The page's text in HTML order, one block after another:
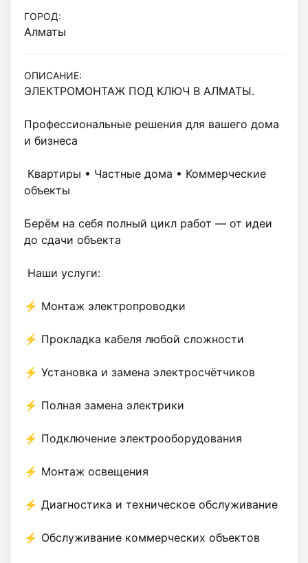
ГОРОД:
Алматы
ОПИСАНИЕ:
ЭЛЕКТРОМОНТАЖ ПОД КЛЮЧ В АЛМАТЫ.
Профессиональные решения для вашего дома
и бизнеса
объекты
Берём на себя полный цикл работ — от идеи
до сдачи объекта
⚡ Монтаж электропроводки
⚡ Прокладка кабеля любой сложности
⚡ Установка и замена электросчётчиков
⚡ Полная замена электрики
⚡ Подключение электрооборудования
⚡ Монтаж освещения
⚡ Диагностика и техническое обслуживание
⚡ Обслуживание коммерческих объектов